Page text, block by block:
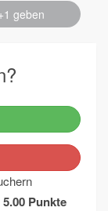
geben
5.00 Punkte